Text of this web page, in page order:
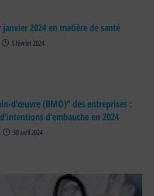
janvier 2024 en matière de santé
5 février 2024
d’œuvre (BMO)’’ des entreprises :
d’embauche en 2024
30 avril 2024